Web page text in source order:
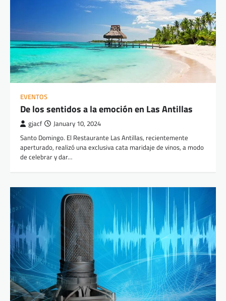
EVENTOS
De los sentidos a la emoción en Las Antillas
gjacf January 10, 2024
Santo Domingo. El Restaurante Las Antillas, recientemente
aperturado, realizó una exclusiva cata maridaje de vinos, a modo
de celebrar y dar…